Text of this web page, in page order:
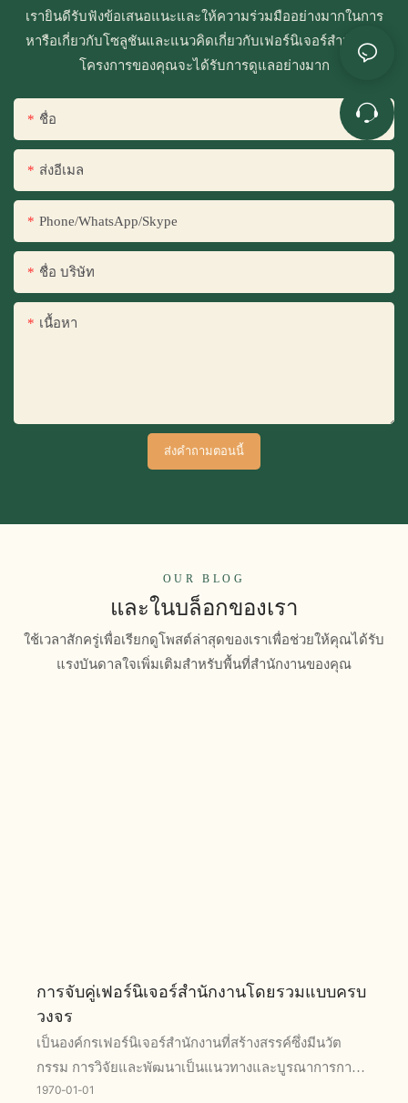
เรายินดีรับฟังข้อเสนอแนะและให้ความร่วมมืออย่างมากในการ
หารือเกี่ยวกับโซลูชันและแนวคิดเกี่ยวกับเฟอร์นิเจอร์สำนักงาน
โครงการของคุณจะได้รับการดูแลอย่างมาก
ชื่อ
ส่งอีเมล
Phone/WhatsApp/Skype
ชื่อ บริษัท
เนื้อหา
ส่งคำถามตอนนี้
OUR BLOG
และในบล็อกของเรา
ใช้เวลาสักครู่เพื่อเรียกดูโพสต์ล่าสุดของเราเพื่อช่วยให้คุณได้รับ
แรงบันดาลใจเพิ่มเติมสำหรับพื้นที่สำนักงานของคุณ
การจับคู่เฟอร์นิเจอร์สำนักงานโดยรวมแบบครบ
วงจร
เป็นองค์กรเฟอร์นิเจอร์สำนักงานที่สร้างสรรค์ซึ่งมีนวัต
กรรม การวิจัยและพัฒนาเป็นแนวทางและบูรณาการการ
ผลิตทางวิทยาศาสตร์ การตลาด และการบริการเป็นหลัก
1970 01 01